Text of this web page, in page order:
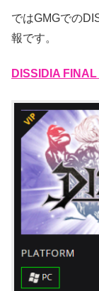
ではGMGでの
報です。
DISSIDIA